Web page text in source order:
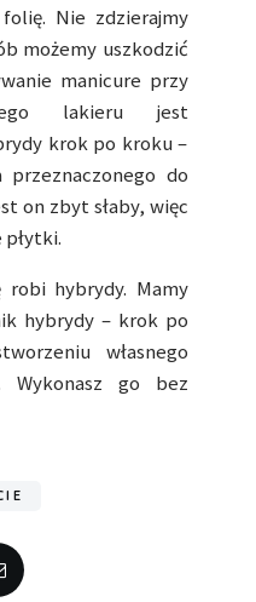
Nie zdzierajmy
możemy uszkodzić
manicure przy
lakieru jest
krok po kroku –
przeznaczonego do
on zbyt słaby, więc
hybrydy. Mamy
hybrydy – krok po
własnego
Wykonasz go bez